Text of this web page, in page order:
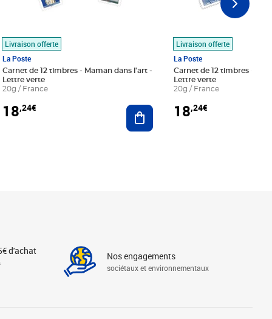
au panier
Livraison offerte
La Poste
Carnet de 12 timbres - Maman dans l'art -
Lettre verte
20g / France
18,24€ Ajouter au panier
Livraison offerte
La Poste
Carnet de 12 timbres - Le
Lettre verte
20g / France
18,24€
d'achat Nos engagements
sociétaux et environnementaux